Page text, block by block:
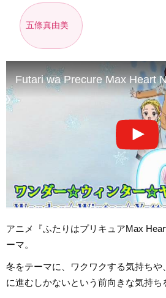
五條真由美
Futari wa Precure Max Heart
アニメ『ふたりはプリキュアMax
ーマ。
冬をテーマに、ワクワクする気持ち
に進むしかないという前向きな気持ち